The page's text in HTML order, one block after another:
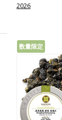
2026
数量限定